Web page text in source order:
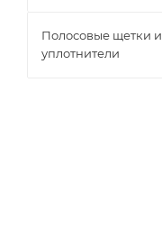
Полосовые щетки и
уплотнители